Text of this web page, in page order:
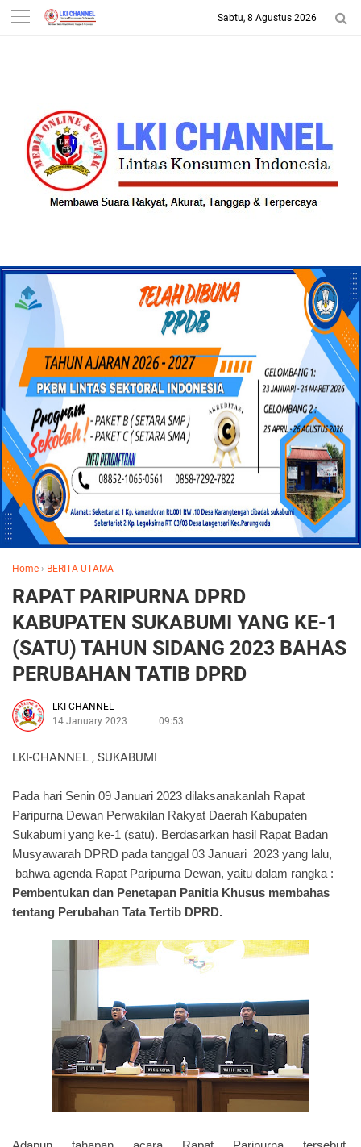
-->
Sabtu, 8 Agustus 2026
Home › BERITA UTAMA
RAPAT PARIPURNA DPRD
KABUPATEN SUKABUMI YANG KE-1
(SATU) TAHUN SIDANG 2023 BAHAS
PERUBAHAN TATIB DPRD
LKI CHANNEL
14 January 2023
09:53
LKI-CHANNEL , SUKABUMI
Pada hari Senin 09 Januari 2023 dilaksanakanlah Rapat
Paripurna Dewan Perwakilan Rakyat Daerah Kabupaten
Sukabumi yang ke-1 (satu). Berdasarkan hasil Rapat Badan
Musyawarah DPRD pada tanggal 03 Januari 2023 yang lalu,
bahwa agenda Rapat Paripurna Dewan, yaitu dalam rangka :
Pembentukan dan Penetapan Panitia Khusus membahas
tentang Perubahan Tata Tertib DPRD.